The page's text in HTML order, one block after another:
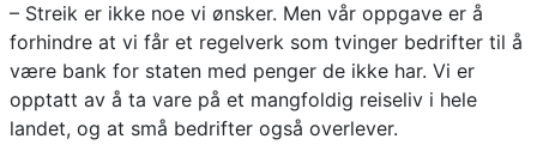
– Streik er ikke noe vi ønsker. Men vår oppgave er å
forhindre at vi får et regelverk som tvinger bedrifter til å
være bank for staten med penger de ikke har. Vi er
opptatt av å ta vare på et mangfoldig reiseliv i hele
landet, og at små bedrifter også overlever.